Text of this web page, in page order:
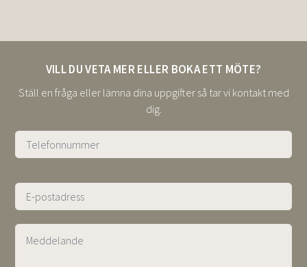
VILL DU VETA MER ELLER BOKA ETT MÖTE?
Ställ en fråga eller lämna dina uppgifter så tar vi kontakt med
dig.